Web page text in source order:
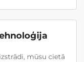
mūsu cietā